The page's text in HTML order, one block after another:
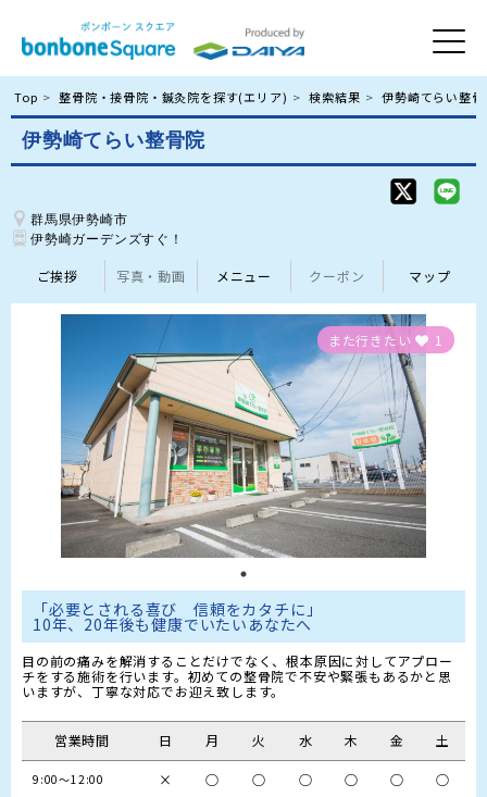
Top 整骨院・接骨院・鍼灸院を探す(エリア) 検索結果 伊勢崎てらい整
伊勢崎てらい整骨院
群馬県伊勢崎市
伊勢崎ガーデンズすぐ！
ご挨拶 写真・動画 メニュー クーポン マップ
また行きたい 1
「必要とされる喜び　信頼をカタチに」
10年、20年後も健康でいたいあなたへ
目の前の痛みを解消することだけでなく、根本原因に対してアプロー
チをする施術を行います。初めての整骨院で不安や緊張もあるかと思
いますが、丁寧な対応でお迎え致します。
営業時間 日 月 火 水 木 金 土
9:00～12:00 × ○ ○ ○ ○ ○ ○